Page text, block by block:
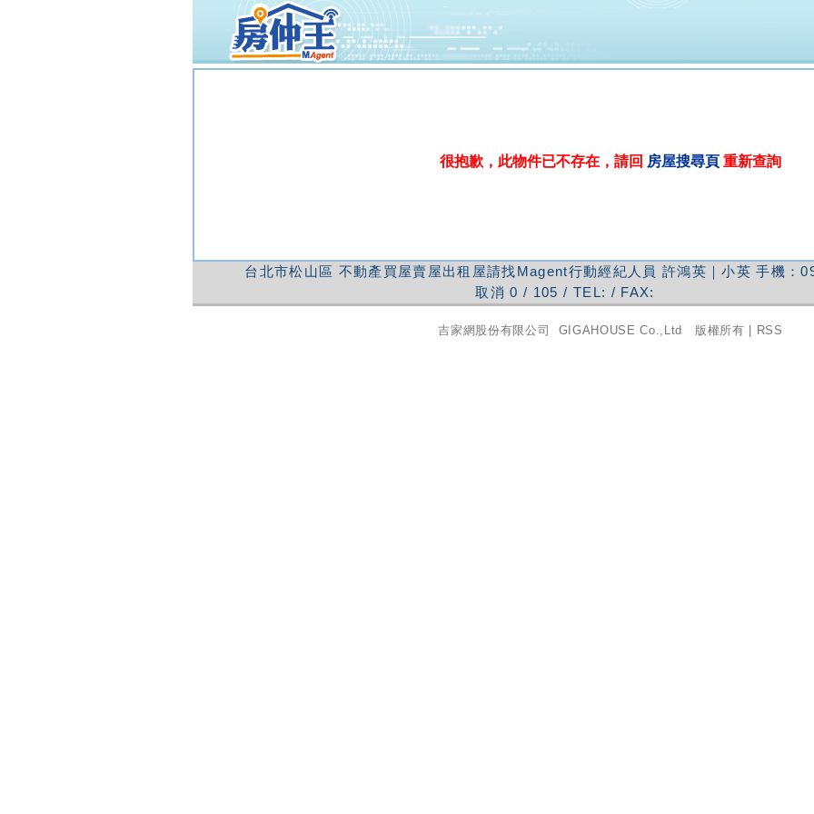
很抱歉，此物件已不存在，請回 房屋搜尋頁 重新查詢
台北市松山區 不動產買屋賣屋出租屋請找Magent行動經紀人員 許鴻英｜小英 手機：
取消 0 / 105 / TEL: / FAX:
吉家網股份有限公司 GIGAHOUSE Co.,Ltd 版權所有 | RSS